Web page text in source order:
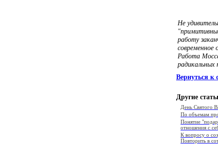
Не
работу
современное
Работа
Вернуться к
Другие
День Святого
По объемам
Понятие
отношения с
К вопросу о
Повторить в